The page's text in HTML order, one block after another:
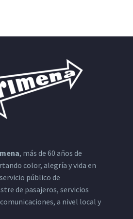
, más de 60 años de
color, alegría y vida en
público de
de pasajeros, servicios
a nivel local y